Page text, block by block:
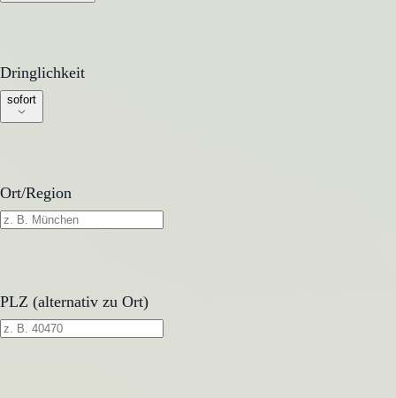
Dringlichkeit
Dringlichkeit
sofort
Ort/Region
PLZ (alternativ zu Ort)